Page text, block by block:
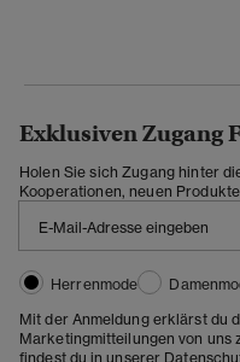
Exklusiven Zugang
Holen Sie sich Zugang hinter
Kooperationen, neuen
Herrenmode
Mit der Anmeldung erklärst du
Marketingmitteilungen von uns
findest du in unserer